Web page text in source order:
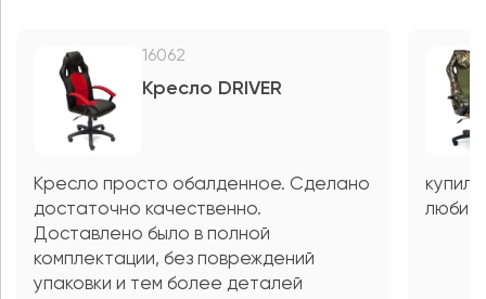
16062
Кресло DRIVER
Кресло просто обалденное. Сделано
достаточно качественно.
Доставлено было в полной
комплектации, без повреждений
упаковки и тем более деталей
купил